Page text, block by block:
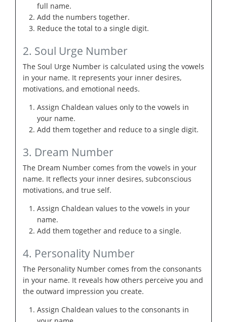
full name.
Add the numbers together.
Reduce the total to a single digit.
2. Soul Urge Number
The Soul Urge Number is calculated using the vowels
in your name. It represents your inner desires,
motivations, and emotional needs.
Assign Chaldean values only to the vowels in
your name.
Add them together and reduce to a single digit.
3. Dream Number
The Dream Number comes from the vowels in your
name. It reflects your inner desires, subconscious
motivations, and true self.
Assign Chaldean values to the vowels in your
name.
Add them together and reduce to a single.
4. Personality Number
The Personality Number comes from the consonants
in your name. It reveals how others perceive you and
the outward impression you create.
Assign Chaldean values to the consonants in